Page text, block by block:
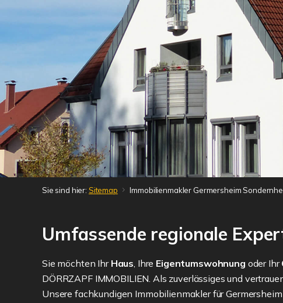
Sie sind hier: Sitemap Immobilienmakler Germersheim
Umfassende regionale
Sie möchten Ihr Haus, Ihre Eigentumswohnung oder Ihr
DÖRRZAPF IMMOBILIEN. Als zuverlässiges und
Unsere fachkundigen Immobilienmakler für